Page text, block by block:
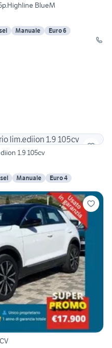
BlueM
Manuale
Euro 6
1.9 105cv
Manuale Euro 4